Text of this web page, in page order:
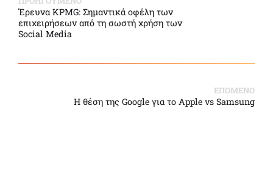
Έρευνα KPMG: Σημαντικά οφέλη των
επιχειρήσεων από τη σωστή χρήση των
Social Media
ΕΠΟΜΕΝΟ
Η θέση της Google για το Apple vs Samsung